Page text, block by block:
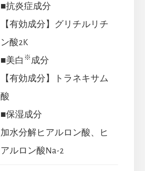
■抗炎症成分
【有効成分】グリチルリチ
ン酸2K
■美白 ※ 成分
【有効成分】トラネキサム
酸
■保湿成分
加水分解ヒアルロン酸、ヒ
アルロン酸Na-2